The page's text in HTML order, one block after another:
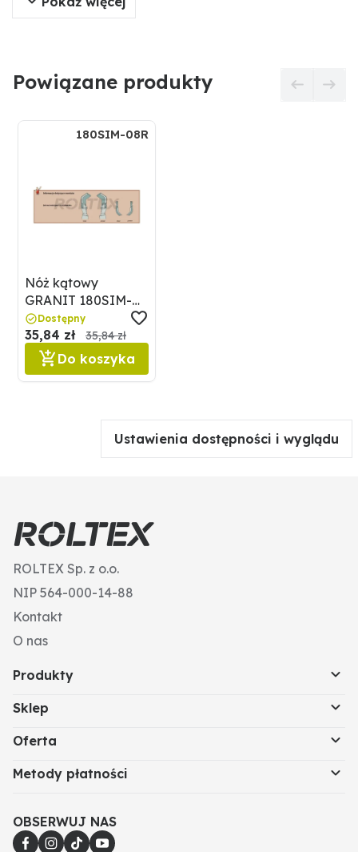
Długość (mm): 157
Powiązane produkty
180SIM-08R
Nóż kątowy
GRANIT 180SIM-
08RDostępny
35,84 zł 35,84 zł
Do koszyka
Ustawienia dostępności i wyglądu
ROLTEX Sp. z o.o.
NIP 564-000-14-88
Kontakt
O nas
Produkty
Sklep
Oferta
Metody płatności
OBSERWUJ NAS